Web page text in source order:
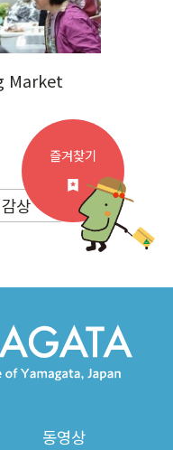
Market
상
즐겨찾기
동영상